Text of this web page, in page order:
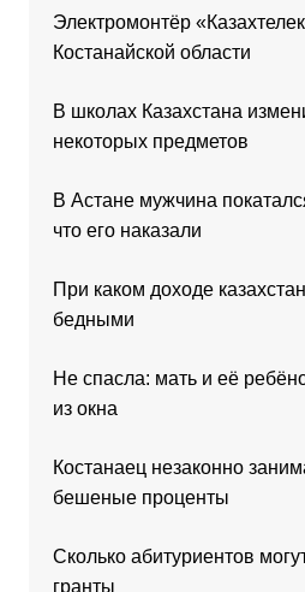
Электромонтёр
Костанайской области
В школах Казахстана
некоторых предметов
В Астане мужчина
что его наказали
При каком доходе
бедными
Не спасла: мать и её
из окна
Костанаец незаконно
бешеные проценты
Сколько абитуриентов
гранты